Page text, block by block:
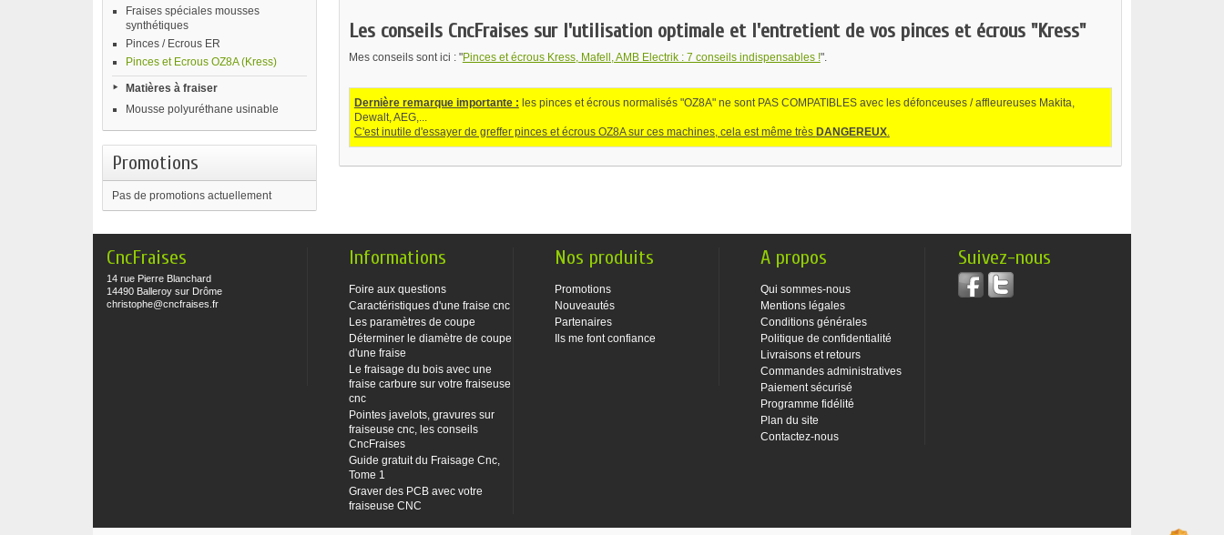
Fraises spéciales mousses
synthétiques
Pinces / Ecrous ER
Pinces et Ecrous OZ8A (Kress)
Matières à fraiser
Mousse polyuréthane usinable
Promotions
Pas de promotions actuellement
Les conseils CncFraises sur l'utilisation optimale et l'entretient de vos pinces et écrous "Kress"
Mes conseils sont ici : "Pinces et écrous Kress, Mafell, AMB Electrik : 7 conseils indispensables !".
Dernière remarque importante : les pinces et écrous normalisés "OZ8A" ne sont PAS COMPATIBLES avec les défonceuses / affleureuses Makita,
Dewalt, AEG,...
C'est inutile d'essayer de greffer pinces et écrous OZ8A sur ces machines, cela est même très DANGEREUX.
CncFraises
14 rue Pierre Blanchard
14490 Balleroy sur Drôme
christophe@cncfraises.fr
Informations
Foire aux questions
Caractéristiques d'une fraise cnc
Les paramètres de coupe
Déterminer le diamètre de coupe
d'une fraise
Le fraisage du bois avec une
fraise carbure sur votre fraiseuse
cnc
Pointes javelots, gravures sur
fraiseuse cnc, les conseils
CncFraises
Guide gratuit du Fraisage Cnc,
Tome 1
Graver des PCB avec votre
fraiseuse CNC
Nos produits
Promotions
Nouveautés
Partenaires
Ils me font confiance
A propos
Qui sommes-nous
Mentions légales
Conditions générales
Politique de confidentialité
Livraisons et retours
Commandes administratives
Paiement sécurisé
Programme fidélité
Plan du site
Contactez-nous
Suivez-nous